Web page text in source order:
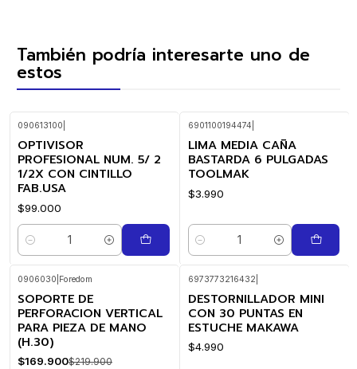
También podría interesarte uno de
estos
090613100
OPTIVISOR
PROFESIONAL NUM. 5/ 2
1/2X CON CINTILLO
FAB.USA
$99.000
Cantidad
6901100194474
LIMA MEDIA CAÑA
BASTARDA 6 PULGADAS
TOOLMAK
$3.990
Cantidad
-23%
OFF
0906030 Foredom
SOPORTE DE
PERFORACION VERTICAL
PARA PIEZA DE MANO
(H.30)
$169.900$219.900
6973773216432
DESTORNILLADOR MINI
CON 30 PUNTAS EN
ESTUCHE MAKAWA
$4.990